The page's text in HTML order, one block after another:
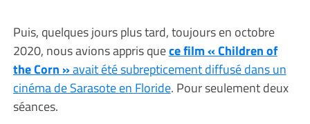
Puis, quelques jours plus tard, toujours en octobre
2020, nous avions appris quece film « Children of
the Corn »avait été subrepticement diffusé dans un
cinéma de Sarasote en Floride. Pour seulement deux
séances.